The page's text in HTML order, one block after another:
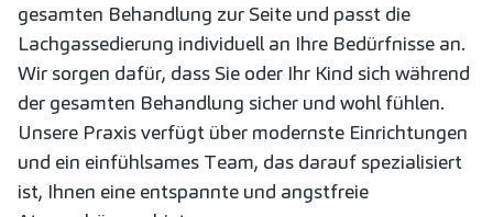
gesamten Behandlung zur Seite und passt die
Lachgassedierung individuell an Ihre Bedürfnisse an.
Wir sorgen dafür, dass Sie oder Ihr Kind sich während
der gesamten Behandlung sicher und wohl fühlen.
Unsere Praxis verfügt über modernste Einrichtungen
und ein einfühlsames Team, das darauf spezialisiert
ist, Ihnen eine entspannte und angstfreie